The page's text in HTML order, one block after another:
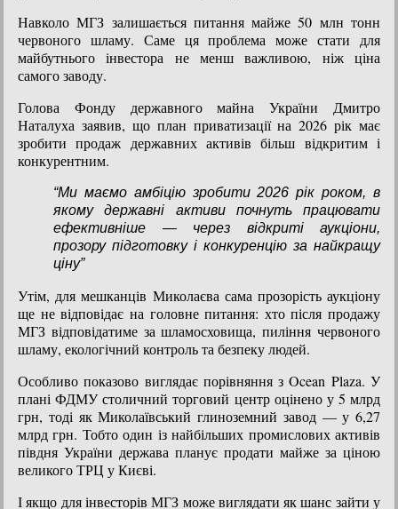
Навколо МГЗ залишається питання майже 50 млн тонн
червоного шламу. Саме ця проблема може стати для
майбутнього інвестора не менш важливою, ніж ціна
самого заводу.
Голова Фонду державного майна України Дмитро
Наталуха заявив, що план приватизації на 2026 рік має
зробити продаж державних активів більш відкритим і
конкурентним.
“Ми маємо амбіцію зробити 2026 рік роком, в
якому державні активи почнуть працювати
ефективніше — через відкриті аукціони,
прозору підготовку і конкуренцію за найкращу
ціну”
Утім, для мешканців Миколаєва сама прозорість аукціону
ще не відповідає на головне питання: хто після продажу
МГЗ відповідатиме за шламосховища, пиління червоного
шламу, екологічний контроль та безпеку людей.
Особливо показово виглядає порівняння з Ocean Plaza. У
плані ФДМУ столичний торговий центр оцінено у 5 млрд
грн, тоді як Миколаївський глиноземний завод — у 6,27
млрд грн. Тобто один із найбільших промислових активів
півдня України держава планує продати майже за ціною
великого ТРЦ у Києві.
І якщо для інвесторів МГЗ може виглядати як шанс зайти у